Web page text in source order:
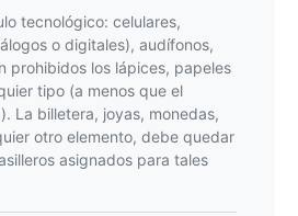
tecnológico: celulares,
o digitales), audífonos,
prohibidos los lápices, papeles
tipo (a menos que el
La billetera, joyas, monedas,
otro elemento, debe quedar
asignados para tales